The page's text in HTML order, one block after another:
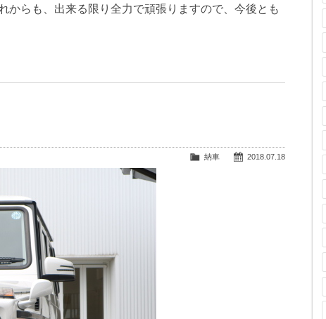
からも、出来る限り全力で頑張りますので、今後とも
2018.07.18
納車